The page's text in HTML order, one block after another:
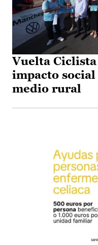
Vuelta
impacto
medio rural